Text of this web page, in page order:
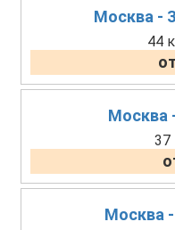
Москва -
44
Москва
37
Москва